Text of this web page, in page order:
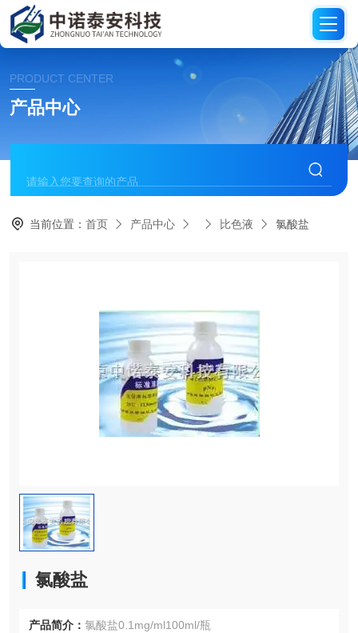
PRODUCT CENTER
产品中心
当前位置：首页 产品中心 比色液 氯酸盐
氯酸盐
产品简介： 氯酸盐0.1mg/ml100ml/瓶